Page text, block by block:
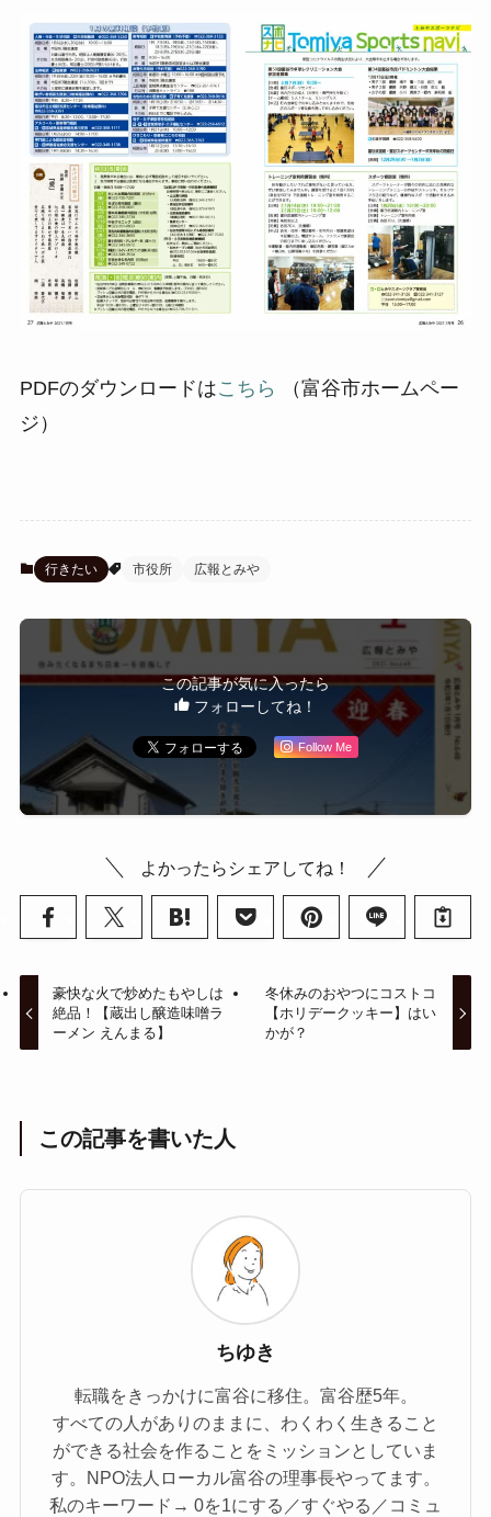
PDFのダウンロードはこちら
（富谷市ホームペー
ジ）
行きたい 市役所 広報とみや
この記事が気に入ったら
フォローしてね！
Follow Me
よかったらシェアしてね！
豪快な火で炒めたもやしは
絶品！【蔵出し醸造味噌ラ
ーメン えんまる】
冬休みのおやつにコストコ
【ホリデークッキー】はい
かが？
この記事を書いた人
ちゆき
転職をきっかけに富谷に移住。富谷歴5年。
すべての人がありのままに、わくわく生きること
ができる社会を作ることをミッションとしていま
す。NPO法人ローカル富谷の理事長やってます。
私のキーワード→ 0を1にする／すぐやる／コミュ